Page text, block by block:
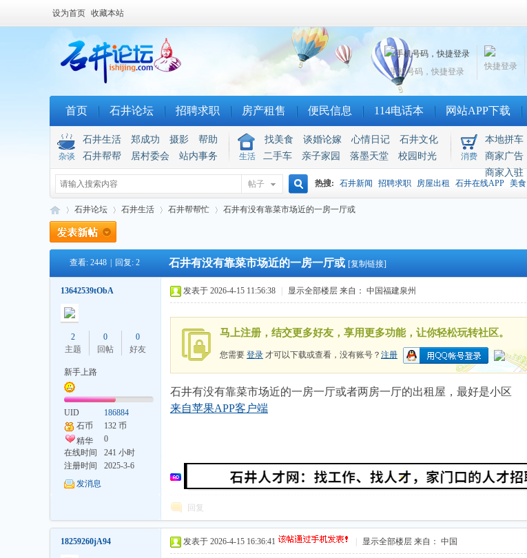
设为首页 收藏本站
快捷登录
手机号码，快捷登录
首页 石井论坛 招聘求职 房产租售 便民信息 114电话本 网站APP下载
杂谈
石井生活 郑成功 摄影
帮助
石井帮帮
居村委会 站内事务 生活
找美食 谈婚论嫁 心情日记
石井文化
二手车
亲子家园 落墨天堂 校园时光 消费
本地拼车
商家广告
商家入驻
帖子
搜
索
热搜: 石井新闻 招聘求职 房屋出租 石井在线APP 美食
石井论坛 石井生活 石井帮帮忙
›
石井有没有靠菜市场近的一房一厅或
查看: 2448 回复: 2 石井有没有靠菜市场近的一房一厅或 [复制链接]
13642539tObA
2
主题
0
回帖
0
好友
新手上路
UID
186884
石币
132 币
精华
0
在线时间
241 小时
注册时间
2025-3-6
发消息
发表于 2026-4-15 11:56:38 显示全部楼层 来自： 中国福建泉州
马上注册，结交更多好友，享用更多功能，让你轻松玩转社区。
您需要 登录 才可以下载或查看，没有账号？ 注册
石井有没有靠菜市场近的一房一厅或者两房一厅的出租屋，最好是小区
来自苹果APP客户端
回复
18259260jA94 发表于 2026-4-15 16:36:41 显示全部楼层 来自： 中国